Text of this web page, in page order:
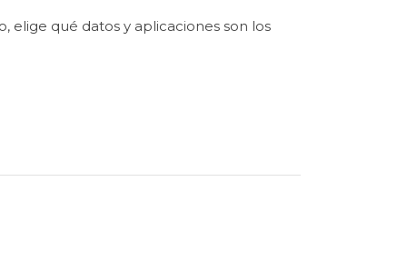
elige qué datos y aplicaciones son los